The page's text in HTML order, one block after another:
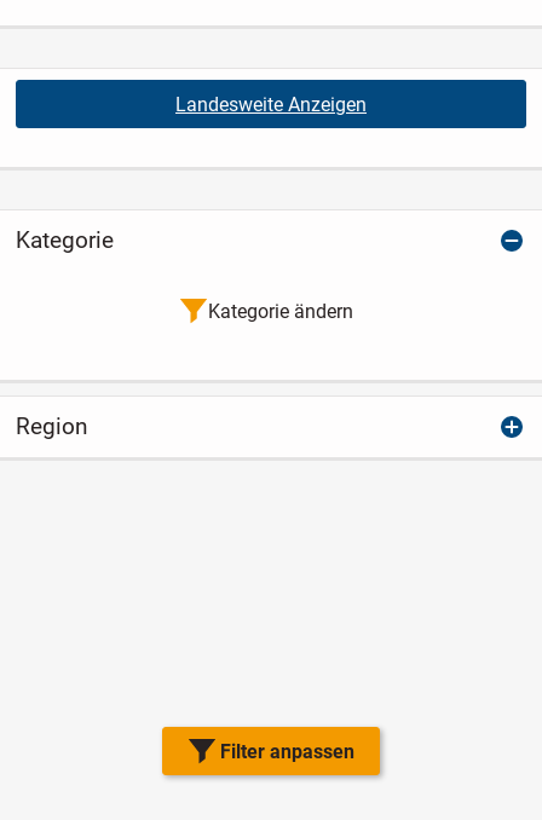
Filter anpassen
Landesweite Anzeigen
Kategorie
Kategorie ändern
Region